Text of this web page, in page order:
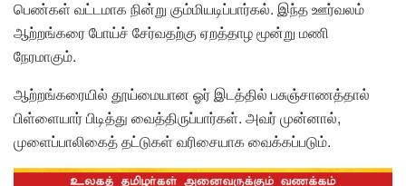
பெண்கள் வட்டமாக நின்று கும்மியடிப்பார்கல். இந்த ஊர்வலம்
ஆற்றங்கரை போய்ச் சேர்வதற்கு ஏறத்தாழ மூன்று மணி
நேரமாகும்.
ஆற்றங்கரையில் தூய்மையான ஓர் இடத்தில் பசுஞ்சாணத்தால்
பிள்ளையார் பிடித்து வைத்திருப்பார்கள். அவர் முன்னால்,
முளைப்பாலிகைத் தட்டுகள் வரிசையாக வைக்கப்படும்.